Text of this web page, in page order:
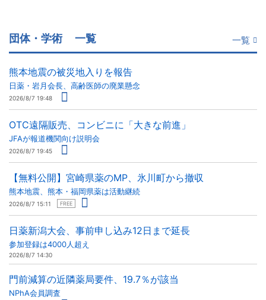
団体・学術 一覧 一覧
熊本地震の被災地入りを報告
日薬・岩月会長、高齢医師の廃業懸念
2026/8/7 19:48
OTC遠隔販売、コンビニに「大きな前進」
JFAが報道機関向け説明会
2026/8/7 19:45
【無料公開】宮崎県薬のMP、氷川町から撤収
熊本地震、熊本・福岡県薬は活動継続
2026/8/7 15:11 FREE
日薬新潟大会、事前申し込み12日まで延長
参加登録は4000人超え
2026/8/7 14:30
門前減算の近隣薬局要件、19.7％が該当
NPhA会員調査